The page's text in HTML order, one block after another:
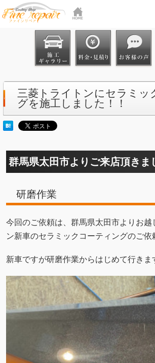
三菱トライトンにセラミッ
グを施工しました！！
群馬県太田市よりご来店頂きま
研磨作業
今回のご依頼は、群馬県太田市よりお越
ン新車のセラミックコーティングのご依
新車ですが研磨作業からはじめて行きま